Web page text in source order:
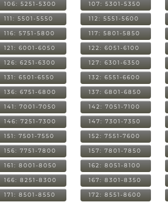
106: 5251-5300 107: 5301-5350
111: 5501-5550 112: 5551-5600
116: 5751-5800 117: 5801-5850
121: 6001-6050 122: 6051-6100
126: 6251-6300 127: 6301-6350
131: 6501-6550 132: 6551-6600
136: 6751-6800 137: 6801-6850
141: 7001-7050 142: 7051-7100
146: 7251-7300 147: 7301-7350
151: 7501-7550 152: 7551-7600
156: 7751-7800 157: 7801-7850
161: 8001-8050 162: 8051-8100
166: 8251-8300 167: 8301-8350
171: 8501-8550 172: 8551-8600